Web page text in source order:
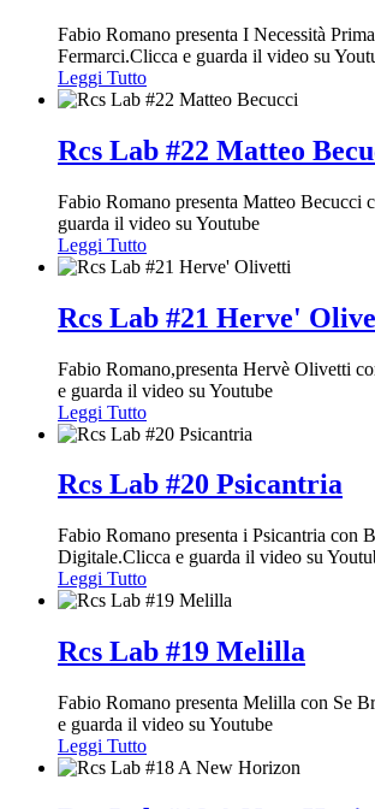
Fabio Romano presenta I Necessità
Fermarci.Clicca e guarda il video su
Leggi Tutto
Rcs Lab #22 Matteo
Fabio Romano presenta Matteo Becucci
guarda il video su Youtube
Leggi Tutto
Rcs Lab #21 Herve'
Fabio Romano,presenta Hervè Olivetti
e guarda il video su Youtube
Leggi Tutto
Rcs Lab #20 Psicantria
Fabio Romano presenta i Psicantria con
Digitale.Clicca e guarda il video su
Leggi Tutto
Rcs Lab #19 Melilla
Fabio Romano presenta Melilla con Se
e guarda il video su Youtube
Leggi Tutto